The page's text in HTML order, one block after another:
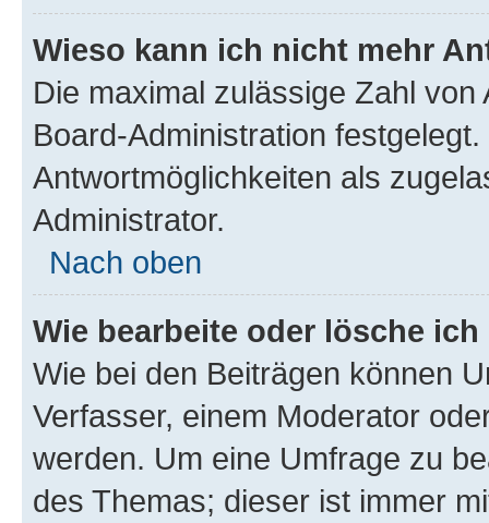
Wieso kann ich nicht mehr
Die maximal zulässige Zahl
Board-Administration
Antwortmöglichkeiten als
Administrator.
Nach oben
Wie bearbeite oder lösche
Wie bei den Beiträgen können
Verfasser, einem Moderator
werden. Um eine Umfrage zu
des Themas; dieser ist immer